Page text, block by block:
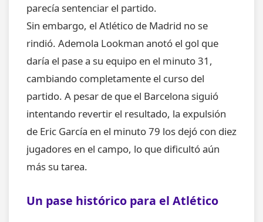
parecía sentenciar el partido.
Sin embargo, el Atlético de Madrid no se
rindió. Ademola Lookman anotó el gol que
daría el pase a su equipo en el minuto 31,
cambiando completamente el curso del
partido. A pesar de que el Barcelona siguió
intentando revertir el resultado, la expulsión
de Eric García en el minuto 79 los dejó con diez
jugadores en el campo, lo que dificultó aún
más su tarea.
Un pase histórico para el Atlético